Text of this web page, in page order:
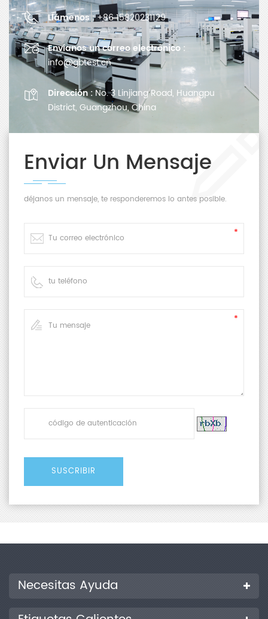
Llámenos :+86 15820231129
Envíanos un correo electrónico :
info@gbtest.cn
Dirección : No. 3 Linjiang Road, Huangpu
District, Guangzhou, China
Enviar Un Mensaje
déjanos un mensaje, te responderemos lo antes posible.
Necesitas Ayuda